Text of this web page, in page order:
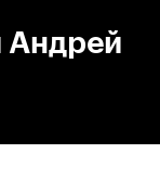
Андрей